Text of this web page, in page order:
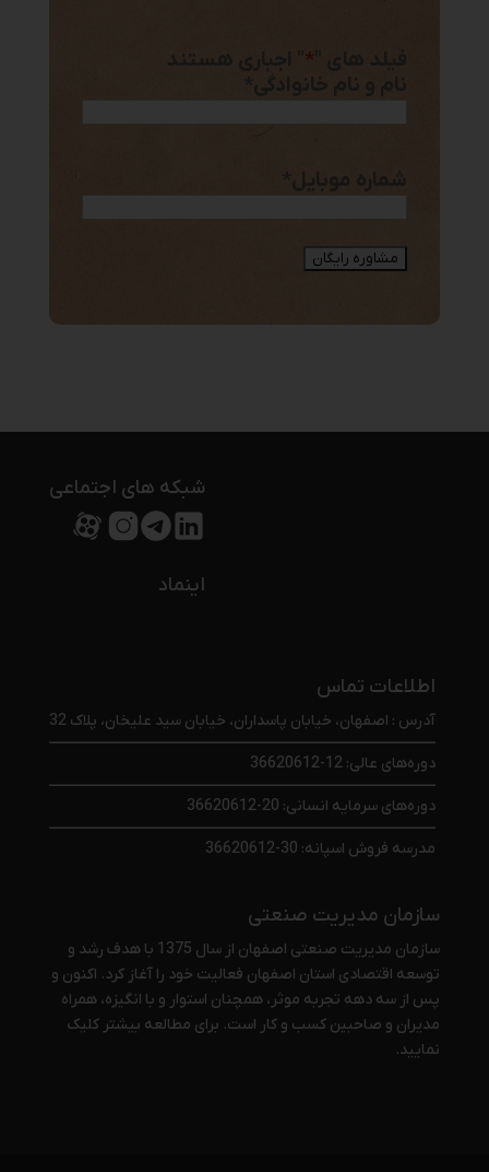
*" اجباری هستند
نام و نام خانوادگی *
شماره موبایل
شبکه های اجتماعی
اینماد
اطلاعات تماس
آدرس : اصفهان، خیابان پاسداران، خیابان سید علیخان، پلاک 32
دوره‌های عالی: 12-36620612
دوره‌های سرمایه انسانی: 20-36620612
مدرسه فروش اسپانه: 30-36620612
سازمان مدیریت صنعتی
سازمان مدیریت صنعتی اصفهان از سال 1375 با هدف رشد و
توسعه اقتصادی استان اصفهان فعالیت خود را آغاز کرد. اکنون و
پس از سه دهه تجربه موثر، همچنان استوار و با انگیزه، همراه
مدیران و صاحبین کسب و کار است. برای مطالعه بیشتر کلیک
نمایید.